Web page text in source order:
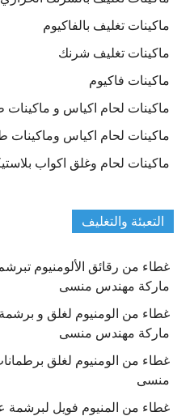
ماكينات تغليف بالفاكيوم
ماكينات تغليف شرنك
ماكينات فاكيوم
ماكينات لحام اكياس و ماكينات
ماكينات لحام اكياس وماكينات
ماكينات لحام وغلق اكواب
التعبئة والتغليف
غطاء من رقائق الألومنيوم
ماركة مهندس منسى
غطاء من الومنيوم لغلق و برشمة
ماركة مهندس منسى
غطاء من الومنيوم لغلق
منسى
غطاء من المنيوم فويل لبرشمة